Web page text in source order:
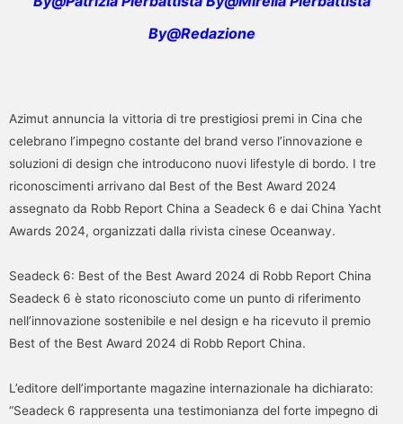
By@Redazione
Azimut annuncia la vittoria di tre prestigiosi premi in Cina che
celebrano l’impegno costante del brand verso l’innovazione e
soluzioni di design che introducono nuovi lifestyle di bordo. I tre
riconoscimenti arrivano dal Best of the Best Award 2024
assegnato da Robb Report China a Seadeck 6 e dai China Yacht
Awards 2024, organizzati dalla rivista cinese Oceanway.
Seadeck 6: Best of the Best Award 2024 di Robb Report China
Seadeck 6 è stato riconosciuto come un punto di riferimento
nell’innovazione sostenibile e nel design e ha ricevuto il premio
Best of the Best Award 2024 di Robb Report China.
L’editore dell’importante magazine internazionale ha dichiarato:
“Seadeck 6 rappresenta una testimonianza del forte impegno di